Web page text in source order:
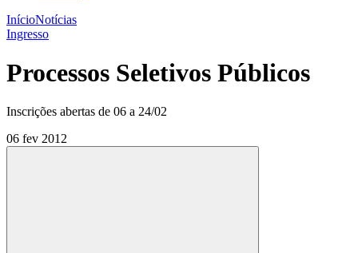
InícioNotícias
Ingresso
Processos Seletivos Públicos
Inscrições abertas de 06 a 24/02
06 fev 2012